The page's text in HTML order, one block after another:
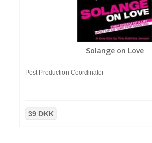
Solange on Love
Post Production Coordinator
39 DKK